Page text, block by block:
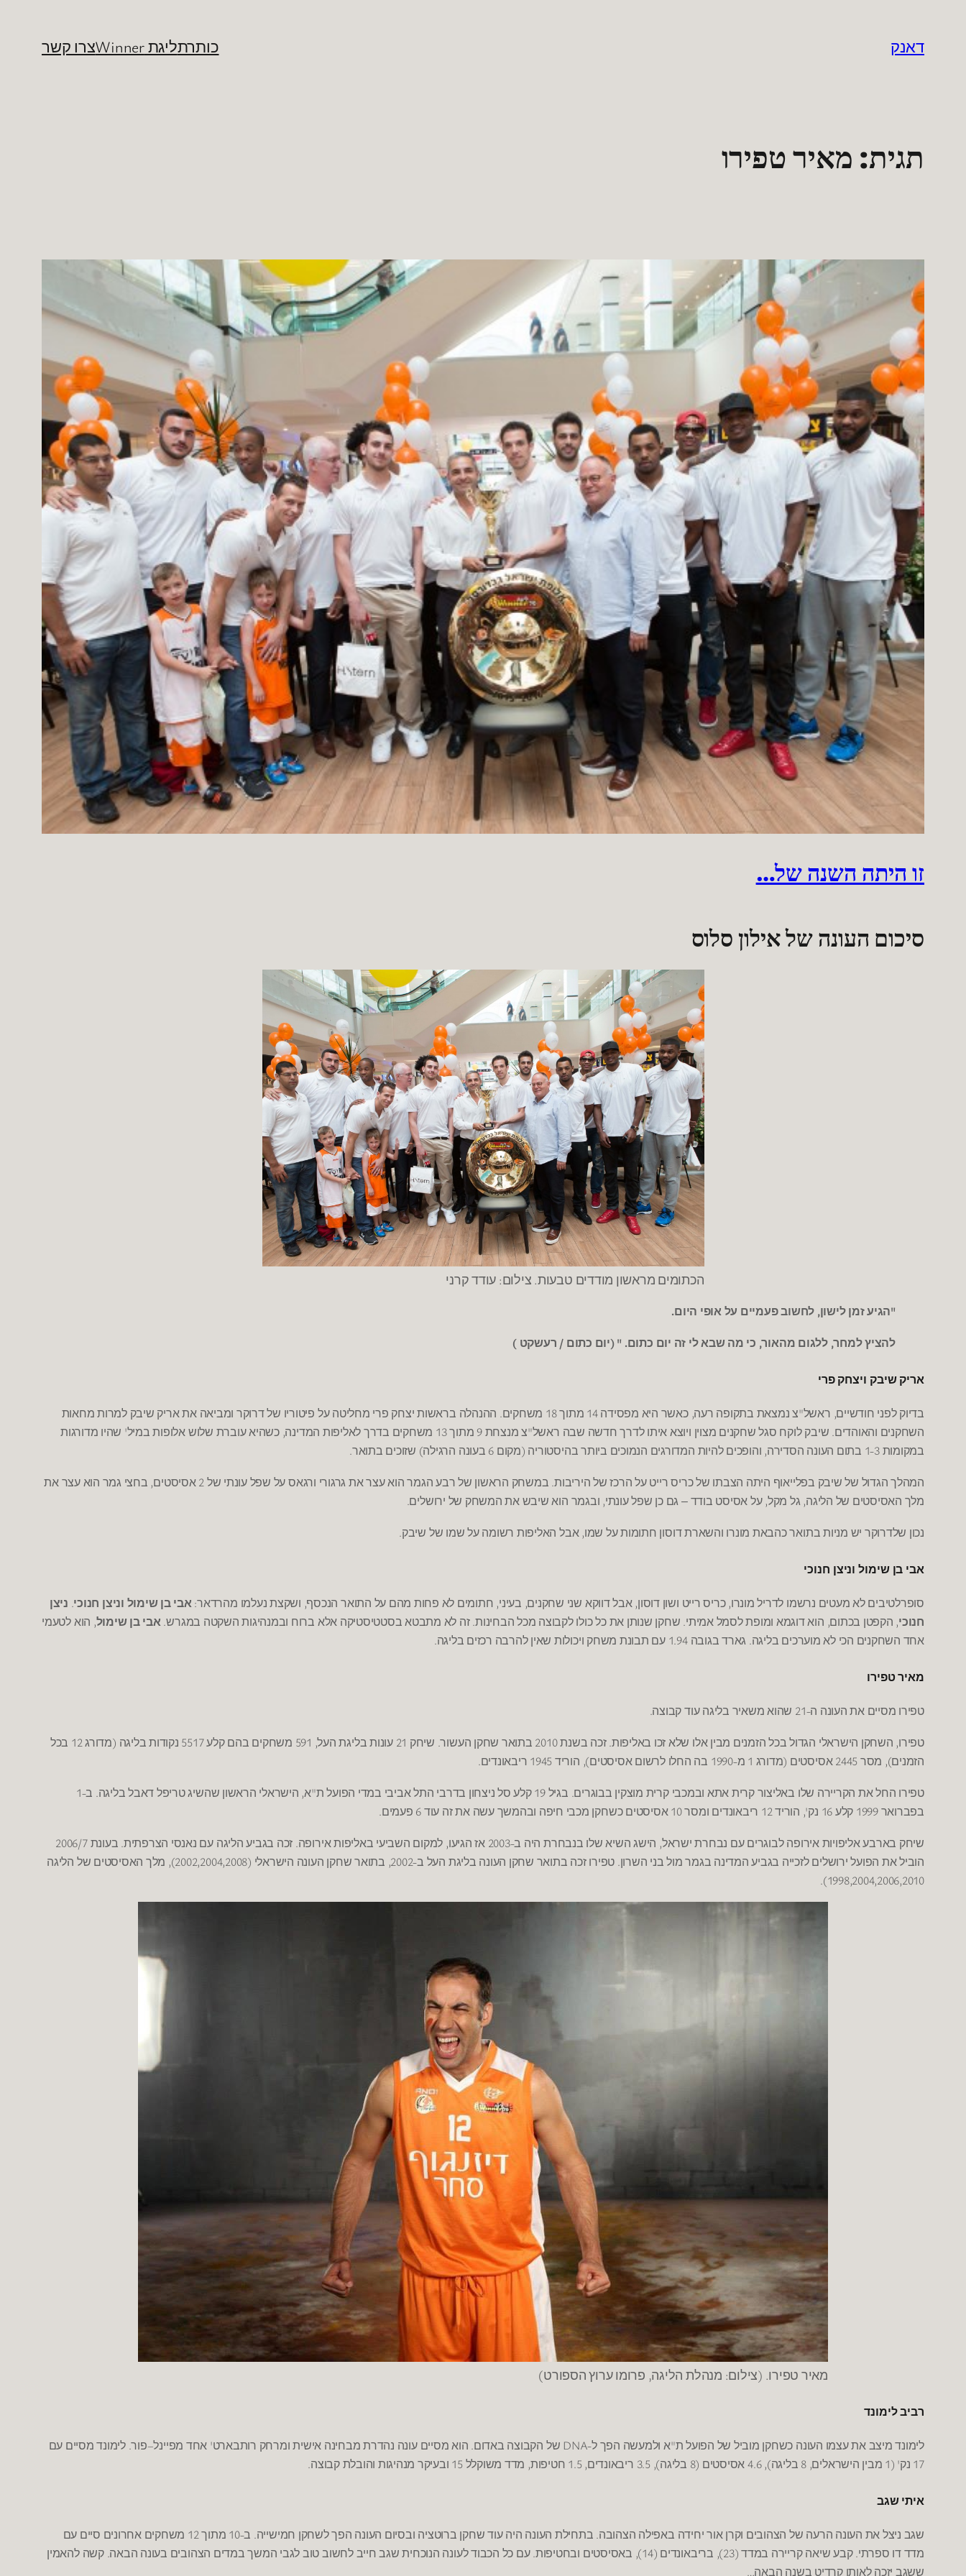
דאנק כותרתליגת Winner צרו קשר
תגית:מאיר טפירו
זו היתה השנה של…
סיכום העונה של אילון סלוס
הכתומים מראשון מודדים טבעות. צילום: עודד קרני
"הגיע זמן לישון, לחשוב פעמיים על אופי היום.
להציץ למחר,ללגום מהאור, כי מה שבא לי זה יום כתום. " (יום כתום / רעשקט)
אריק שיבק ויצחק פרי
בדיוק לפני חודשיים, ראשל"צ נמצאת בתקופה רעה,כאשר היא מפסידה14 מתוך18 משחקים. ההנהלה בראשות יצחק פרי מחליטה על פיטוריו של דרוקר ומביאה את אריק שיבק למרות מחאות
השחקנים והאוהדים. שיבק לוקח סגל שחקנים מצוין ויוצא איתו לדרך חדשה שבה ראשל"צ מנצחת9 מתוך13 משחקים בדרך לאליפות המדינה,כשהיא עוברת שלוש אלופות במיל' שהיו מדורגות
במקומות1-3 בתום העונה הסדירה, והופכים להיות המדורגים הנמוכים ביותר בהיסטוריה (מקום 6 בעונה הרגילה) שזוכים בתואר.
המהלך הגדול של שיבק בפלייאוף היתה הצבתו של כריס רייט על הרכז של היריבות. במשחק הראשון של רבע הגמר הוא עצר את גרגורי ורגאס על שפל עונתי של 2 אסיסטים, בחצי גמר הוא עצר את
מלך האסיסטים של הליגה,גל מקל,על אסיסט בודד – גם כן שפל עונתי, ובגמר הוא שיבש את המשחק של ירושלים.
נכון שלדרוקר יש מניות בתואר כהבאת מונרו והשארת דוסון חתומות על שמו,אבל האליפות רשומה על שמו של שיבק.
אבי בן שימול וניצן חנוכי
סופרלטיבים לא מעטים נרשמו לדריל מונרו,כריס רייט ושון דוסון,אבל דווקא שני שחקנים, בעיני, חתומים לא פחות מהם על התואר הנכסף, ושקצת נעלמו מהרדאר:אבי בן שימול וניצן חנוכי. ניצן
חנוכי, הקפטן בכתום, הוא דוגמא ומופת לסמל אמיתי. שחקן שנותן את כל כולו לקבוצה מכל הבחינות.זה לא מתבטא בסטטיסטיקה אלא ברוח ובמנהיגות השקטה במגרש.אבי בן שימול, הוא לטעמי
אחד השחקנים הכי לא מוערכים בליגה. גארד בגובה1.94 עם תבונת משחק ויכולות שאין להרבה רכזים בליגה.
מאיר טפירו
טפירו מסיים את העונה ה-21 שהוא משאיר בליגה עוד קבוצה.
טפירו, השחקן הישראלי הגדול בכל הזמנים מבין אלו שלא זכו באליפות.זכה בשנת2010 בתואר שחקן העשור. שיחק 21 עונות בליגת העל, 591 משחקים בהם קלע5517 נקודות בליגה (מדורג 12 בכל
הזמנים), מסר 2445 אסיסטים (מדורג 1 מ-1990 בה החלו לרשום אסיסטים), הוריד 1945 ריבאונדים.
טפירו החל את הקריירה שלו באליצור קרית אתא ובמכבי קרית מוצקין בבוגרים. בגיל19 קלע סל ניצחון בדרבי התל אביבי במדי הפועל ת"א, הישראלי הראשון שהשיג טריפל דאבל בליגה. ב-1
בפברואר1999 קלע 16 נק', הוריד 12 ריבאונדים ומסר10 אסיסטים כשחקן מכבי חיפה ובהמשך עשה את זה עוד 6 פעמים.
שיחק בארבע אליפויות אירופה לבוגרים עם נבחרת ישראל, הישג השיא שלו בנבחרת היה ב-2003 אז הגיעו, למקום השביעי באליפות אירופה. זכה בגביע הליגה עם נאנסי הצרפתית. בעונת2006/7
הוביל את הפועל ירושלים לזכייה בגביע המדינה בגמר מול בני השרון. טפירו זכה בתואר שחקן העונה בליגת העל ב-2002, בתואר שחקן העונה הישראלי (2002,2004,2008), מלך האסיסטים של הליגה
1998,2004,2006,2010).
מאיר טפירו. (צילום: מנהלת הליגה, פרומו ערוץ הספורט)
רביב לימונד
לימונד מיצב את עצמו העונה כשחקן מוביל של הפועל ת"א ולמעשה הפך ל-DNA של הקבוצה באדום. הוא מסיים עונה נהדרת מבחינה אישית ומרחק רותבארט' אחד מפיינל–פור.לימונד מסיים עם
17 נק' (1 מבין הישראלים, 8 בליגה), 4.6 אסיסטים (8 בליגה), 3.5 ריבאונדים, 1.5 חטיפות, מדד משוקלל15 ובעיקר מנהיגות והובלת קבוצה.
איתי שגב
שגב ניצל את העונה הרעה של הצהובים וקרן אור יחידה באפילה הצהובה. בתחילת העונה היה עוד שחקן ברוטציה ובסיום העונה הפך לשחקן חמישייה. ב-10 מתוך 12 משחקים אחרונים סיים עם
מדד דו ספרתי.קבע שיאה קריירה במדד (23), בריבאונדים (14), באסיסטים ובחטיפות.עם כל הכבוד לעונה הנוכחית שגב חייב לחשוב טוב לגבי המשך במדים הצהובים בעונה הבאה.קשה להאמין
ששגב יזכה לאותו קרדיט בשנה הבאה…